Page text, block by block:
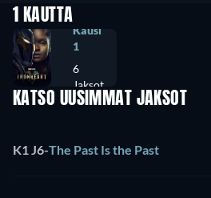
1 KAUTTA
Kausi
1
6
Jaksot
KATSO UUSIMMAT JAKSOT
K1 J6-The Past Is the Past